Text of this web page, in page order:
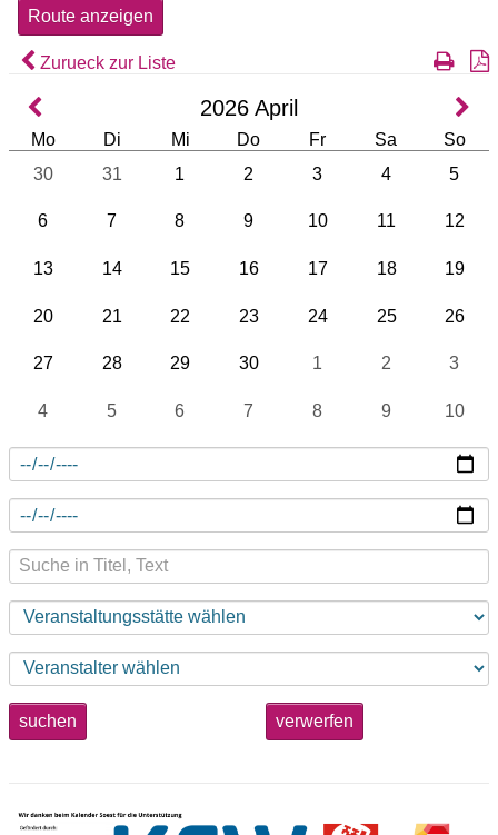
Zurueck zur Liste
2026 April
Mo Di Mi Do Fr Sa
So
30
31 1 2 3 4 5
6 7 8 9 10 11 12
13 14 15 16 17 18 19
20 21 22 23 24 25 26
27 28 29 30 1 2 3
4 5 6 7 8 9 10
suchen verwerfen